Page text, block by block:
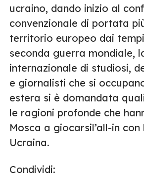
ucraino, dando inizio al
convenzionale di portata
territorio europeo dai
seconda guerra mondiale,
internazionale di studiosi,
e giornalisti che si
estera si è domandata
le ragioni profonde che
Mosca a giocarsil’all-in
Ucraina.
Condividi: